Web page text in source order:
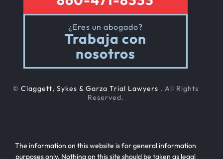
¿Eres un abogado?
Trabaja con
nosotros
© Claggett, Sykes & Garza Trial Lawyers . All Rights
Reserved.
The information on this website is for general information
purposes only. Nothing on this site should be taken as legal